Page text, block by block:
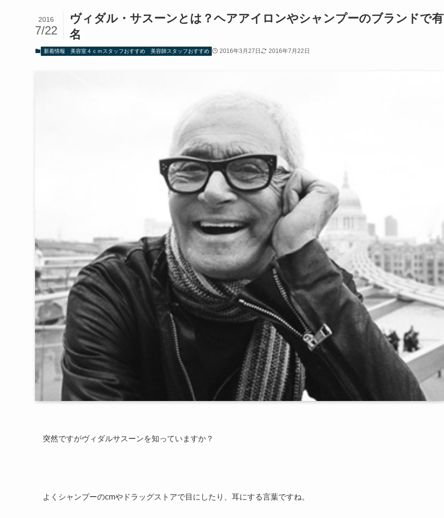
ヴィダル・サスーンとは？ヘアアイロンやシャンプーのブランドで有
名
2016
7/22
新着情報 美容室４ｃｍスタッフおすすめ 美容師スタッフおすすめ 2016年3月27日 2016年7月22日
突然ですがヴィダルサスーンを知っていますか？
よくシャンプーのcmやドラッグストアで目にしたり、耳にする言葉ですね。